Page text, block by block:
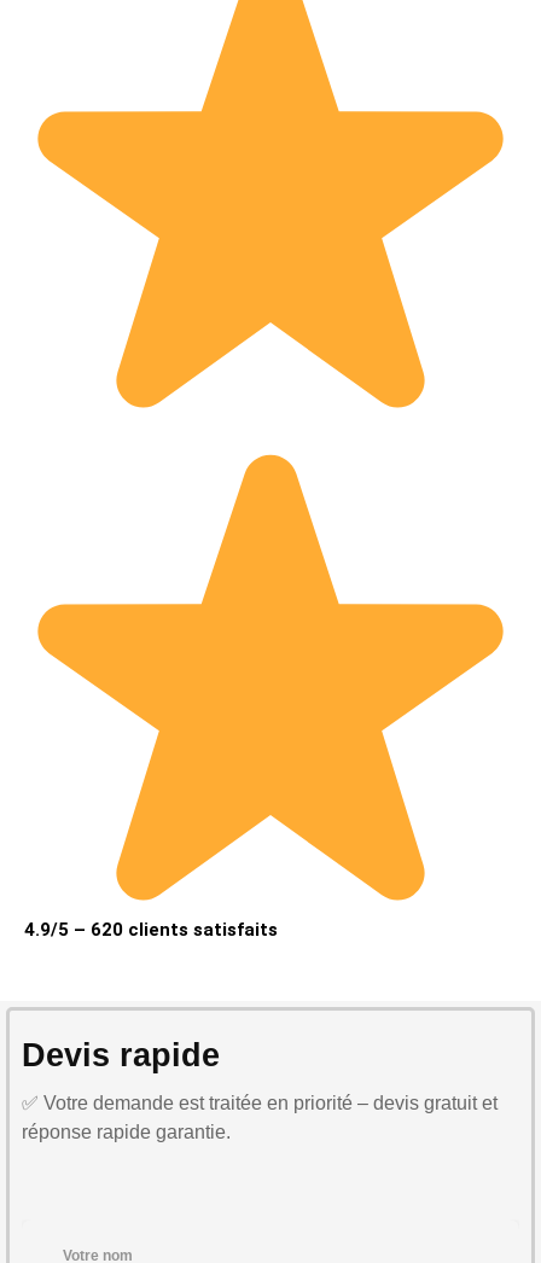
4.9/5 – 620 clients satisfaits
Devis rapide
✅ Votre demande est traitée en priorité – devis gratuit et
réponse rapide garantie.
Votre nom